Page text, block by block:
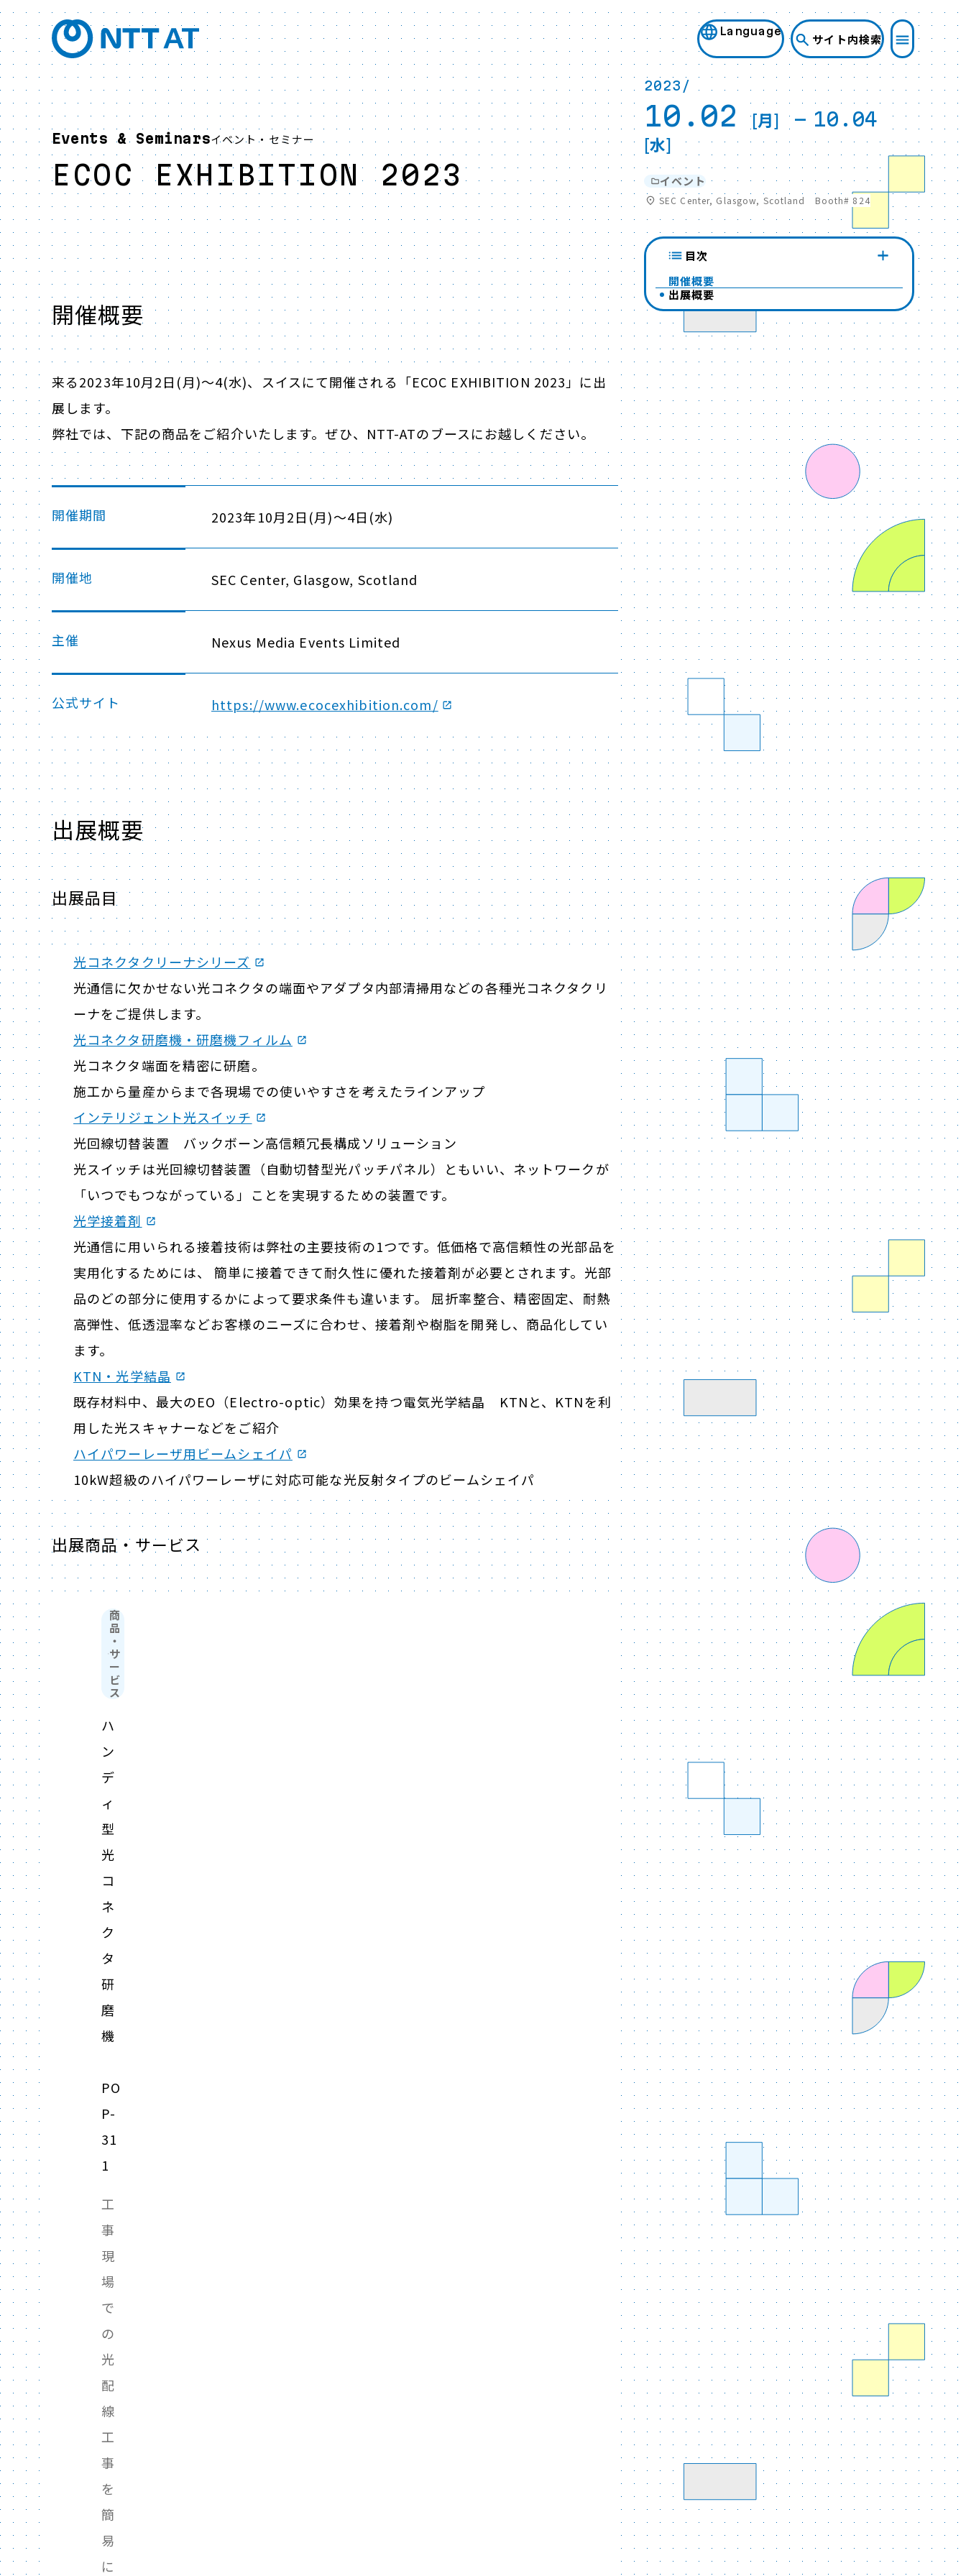
Language
サイト内検索
Events & Seminarsイベント・セミナー
ECOC EXHIBITION 2023
開催概要
来る2023年10月2日(月)～4(水)、スイスにて開催される「ECOC EXHIBITION 2023」に出
展します。
弊社では、下記の商品をご紹介いたします。ぜひ、NTT-ATのブースにお越しください。
開催期間 2023年10月2日(月)～4日(水)
開催地 SEC Center, Glasgow, Scotland
主催 Nexus Media Events Limited
公式サイト https://www.ecocexhibition.com/
出展概要
出展品目
光コネクタクリーナシリーズ
光通信に欠かせない光コネクタの端面やアダプタ内部清掃用などの各種光コネクタクリ
ーナをご提供します。
光コネクタ研磨機・研磨機フィルム
光コネクタ端面を精密に研磨。
施工から量産からまで各現場での使いやすさを考えたラインアップ
インテリジェント光スイッチ
光回線切替装置 バックボーン高信頼冗長構成ソリューション
光スイッチは光回線切替装置（自動切替型光パッチパネル）ともいい、ネットワークが
「いつでもつながっている」ことを実現するための装置です。
光学接着剤
光通信に用いられる接着技術は弊社の主要技術の1つです。低価格で高信頼性の光部品を
実用化するためには、 簡単に接着できて耐久性に優れた接着剤が必要とされます。光部
品のどの部分に使用するかによって要求条件も違います。 屈折率整合、精密固定、耐熱
高弾性、低透湿率などお客様のニーズに合わせ、接着剤や樹脂を開発し、商品化してい
ます。
KTN・光学結晶
既存材料中、最大のEO（Electro-optic）効果を持つ電気光学結晶 KTNと、KTNを利
用した光スキャナーなどをご紹介
ハイパワーレーザ用ビームシェイパ
10kW超級のハイパワーレーザに対応可能な光反射タイプのビームシェイパ
出展商品・サービス
商
品
・
サ
ー
ビ
ス
ハ
ン
デ
ィ
型
光
コ
ネ
ク
タ
研
磨
機
PO
P-
31
1
工
事
現
場
で
の
光
配
線
工
事
を
簡
易
に
2023/
10.02 [月] - 10.04
[水]
イベント
SEC Center, Glasgow, Scotland Booth# 824
目次
開催概要
出展概要